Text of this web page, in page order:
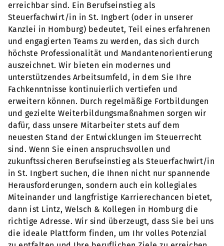
erreichbar sind. Ein Berufseinstieg als
Steuerfachwirt/in in St. Ingbert (oder in unserer
Kanzlei in Homburg) bedeutet, Teil eines erfahrenen
und engagierten Teams zu werden, das sich durch
höchste Professionalität und Mandantenorientierung
auszeichnet. Wir bieten ein modernes und
unterstützendes Arbeitsumfeld, in dem Sie Ihre
Fachkenntnisse kontinuierlich vertiefen und
erweitern können. Durch regelmäßige Fortbildungen
und gezielte Weiterbildungsmaßnahmen sorgen wir
dafür, dass unsere Mitarbeiter stets auf dem
neuesten Stand der Entwicklungen im Steuerrecht
sind. Wenn Sie einen anspruchsvollen und
zukunftssicheren Berufseinstieg als Steuerfachwirt/in
in St. Ingbert suchen, die Ihnen nicht nur spannende
Herausforderungen, sondern auch ein kollegiales
Miteinander und langfristige Karrierechancen bietet,
dann ist Lintz, Welsch & Kollegen in Homburg die
richtige Adresse. Wir sind überzeugt, dass Sie bei uns
die ideale Plattform finden, um Ihr volles Potenzial